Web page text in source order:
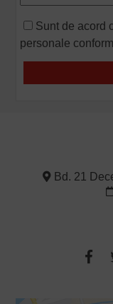
Sunt de acord
personale conform
Bd. 21